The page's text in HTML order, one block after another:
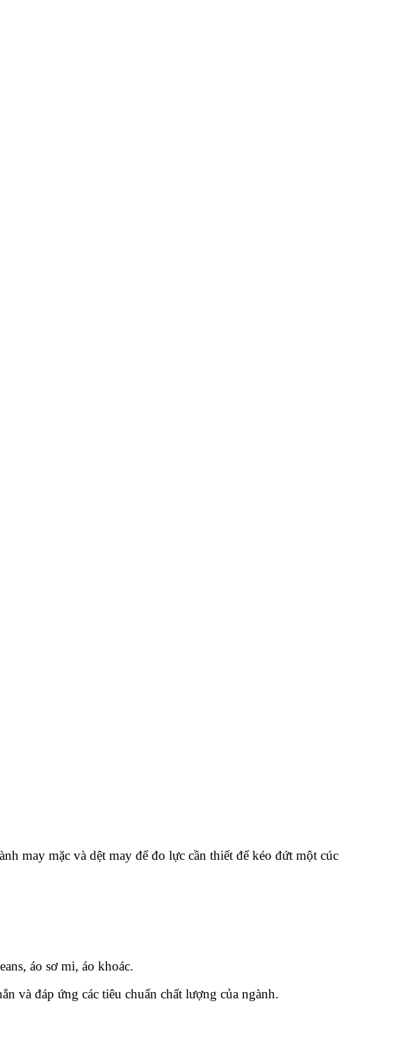
may mặc và dệt may để đo lực cần thiết để kéo đứt một cúc
áo sơ mi, áo khoác.
và đáp ứng các tiêu chuẩn chất lượng của ngành.